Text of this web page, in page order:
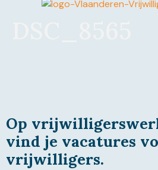
Op
vind je vacatures
vrijwilligers.